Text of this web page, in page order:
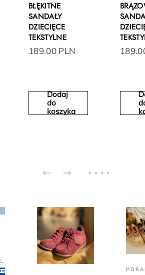
BŁĘKITNE
SANDAŁY
DZIECIĘCE
TEKSTYLNE
189.00 PLN
Dodaj
do
koszyka